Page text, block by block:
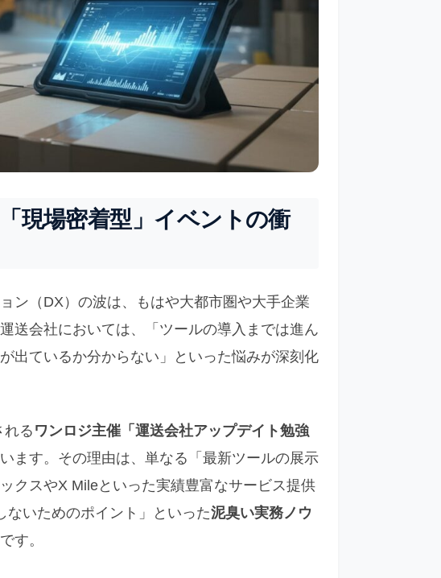
現場密着型」イベントの衝
ン（DX）の波は、もはや大都市圏や大手企業
送会社においては、「ツールの導入までは進ん
出ているか分からない」といった悩みが深刻化
れる ワンロジ主催「運送会社アップデイト勉強
ます。その理由は、単なる「最新ツールの展示
クスやX Mileといった実績豊富なサービス提供
いためのポイント」といった泥臭い実務ノウ
す。